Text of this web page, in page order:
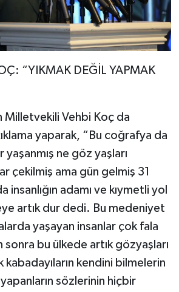
“YIKMAK DEĞİL YAPMAK
Milletvekili Vehbi Koç da
yaparak, “Bu coğrafya da
ne göz yaşları
çekilmiş ama gün gelmiş 31
insanlığın adamı ve kıymetli yol
artık dur dedi. Bu medeniyet
yaşayan insanlar çok fala
sonra bu ülkede artık gözyaşları
kabadayıların kendini bilmelerin
sözlerinin hiçbir